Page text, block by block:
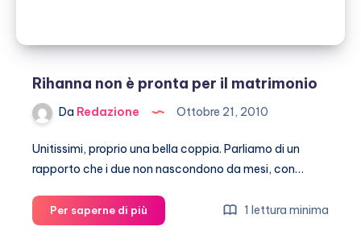
Rihanna non è pronta per il matrimonio
Da Redazione Ottobre 21, 2010
Unitissimi, proprio una bella coppia. Parliamo di un
rapporto che i due non nascondono da mesi, con…
Per saperne di più
non
1 lettura minima